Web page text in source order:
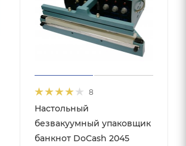
8
Настольный
безвакуумный упаковщик
банкнот DoCash 2045